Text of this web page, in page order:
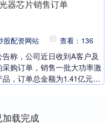
器芯片销售订单
股配资网站 查看：136
称，公司近日收到A客户及
购订单，销售一批大功率激
，订单总金额为1.41亿元
载完成